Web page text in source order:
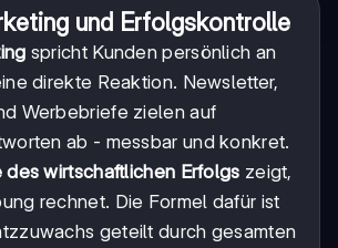
und Erfolgskontrolle
spricht Kunden persönlich an
direkte Reaktion. Newsletter,
Werbebriefe zielen auf
ab - messbar und konkret.
des wirtschaftlichen Erfolgs zeigt,
rechnet. Die Formel dafür ist
geteilt durch gesamten